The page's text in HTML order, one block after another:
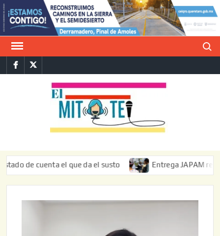
Saltar
al
contenido
FacebookTwitter
de cuenta el que da el susto Entrega JAPAM